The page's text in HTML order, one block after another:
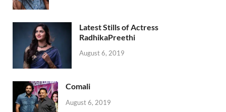
Latest Stills of Actress
RadhikaPreethi
August 6, 2019
Comali
August 6, 2019